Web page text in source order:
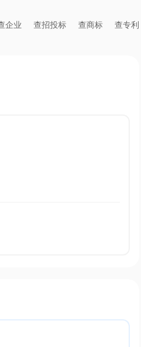
企业 查招投标 查商标 查专利